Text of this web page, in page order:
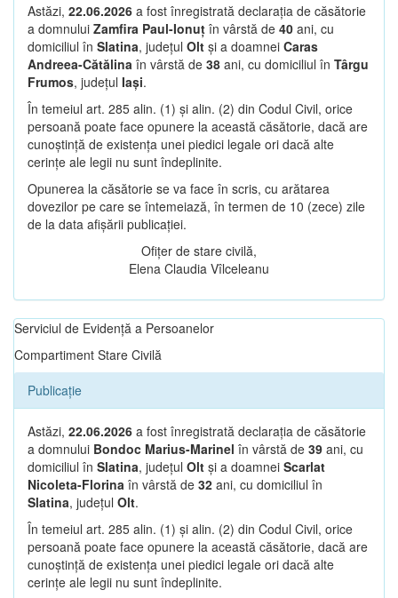
Astăzi, 22.06.2026 a fost înregistrată declarația de căsătorie
a domnului Zamfira Paul-Ionuț în vârstă de 40 ani, cu
domiciliul în Slatina, județul Olt și a doamnei Caras
Andreea-Cătălina în vârstă de 38 ani, cu domiciliul în Târgu
Frumos, județul Iași.
În temeiul art. 285 alin. (1) și alin. (2) din Codul Civil, orice
persoană poate face opunere la această căsătorie, dacă are
cunoștință de existența unei piedici legale ori dacă alte
cerințe ale legii nu sunt îndeplinite.
Opunerea la căsătorie se va face în scris, cu arătarea
dovezilor pe care se întemeiază, în termen de 10 (zece) zile
de la data afișării publicației.
Ofițer de stare civilă,
Elena Claudia Vîlceleanu
Serviciul de Evidență a Persoanelor
Compartiment Stare Civilă
Publicație
Astăzi, 22.06.2026 a fost înregistrată declarația de căsătorie
a domnului Bondoc Marius-Marinel în vârstă de 39 ani, cu
domiciliul în Slatina, județul Olt și a doamnei Scarlat
Nicoleta-Florina în vârstă de 32 ani, cu domiciliul în
Slatina, județul Olt.
În temeiul art. 285 alin. (1) și alin. (2) din Codul Civil, orice
persoană poate face opunere la această căsătorie, dacă are
cunoștință de existența unei piedici legale ori dacă alte
cerințe ale legii nu sunt îndeplinite.